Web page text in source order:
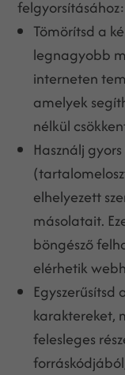
felgyorsításához:
Tömörítsd a
legnagyobb
interneten
amelyek
nélkül
Használj
elhelyezett
másolatait.
böngésző
elérhetik
Egyszerűsítsd
karaktereket,
felesleges